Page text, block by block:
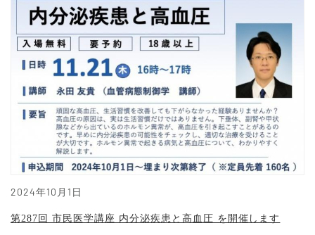
2024年10月1日
第287回 市民医学講座 内分泌疾患と高血圧 を開催します